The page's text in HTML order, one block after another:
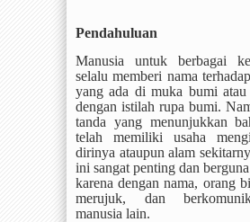
Pendahuluan
Manusia untuk berbagai
selalu memberi nama
yang ada di muka bumi atau
dengan istilah rupa bumi.
tanda yang menunjukkan
telah memiliki usaha
dirinya ataupun alam
ini sangat penting dan
karena dengan nama, orang
merujuk, dan
manusia lain.